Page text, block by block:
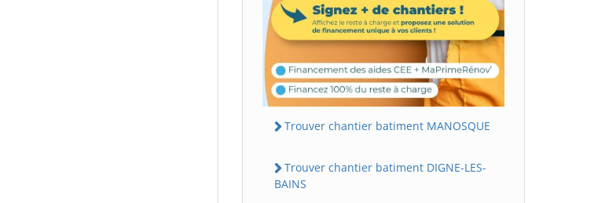
Trouver chantier batiment MANOSQUE
Trouver chantier batiment DIGNE-LES-
BAINS